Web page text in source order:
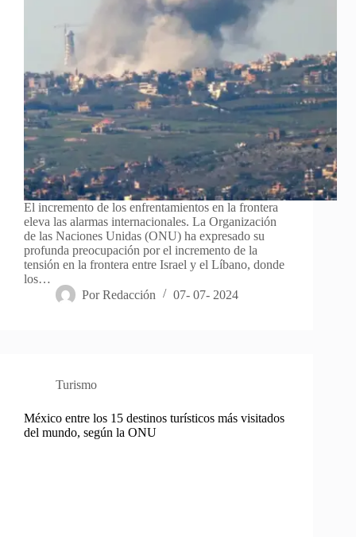
El incremento de los enfrentamientos en la frontera
eleva las alarmas internacionales. La Organización
de las Naciones Unidas (ONU) ha expresado su
profunda preocupación por el incremento de la
tensión en la frontera entre Israel y el Líbano, donde
los…
Por Redacción 07- 07- 2024
Turismo
México entre los 15 destinos turísticos más visitados
del mundo, según la ONU